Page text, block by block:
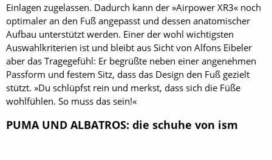
Einlagen zugelassen. Dadurch kann der »Airpower XR3« noch
optimaler an den Fuß angepasst und dessen anatomischer
Aufbau unterstützt werden. Einer der wohl wichtigsten
Auswahlkriterien ist und bleibt aus Sicht von Alfons Eibeler
aber das Tragegefühl: Er begrüßte neben einer angenehmen
Passform und festem Sitz, dass das Design den Fuß gezielt
stützt. »Du schlüpfst rein und merkst, dass sich die Füße
wohlfühlen. So muss das sein!«
PUMA UND ALBATROS: die schuhe von ism